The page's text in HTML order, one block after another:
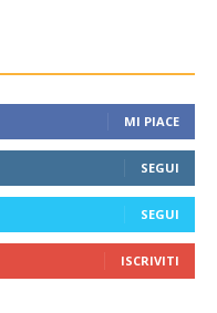
MI PIACE
SEGUI
SEGUI
ISCRIVITI